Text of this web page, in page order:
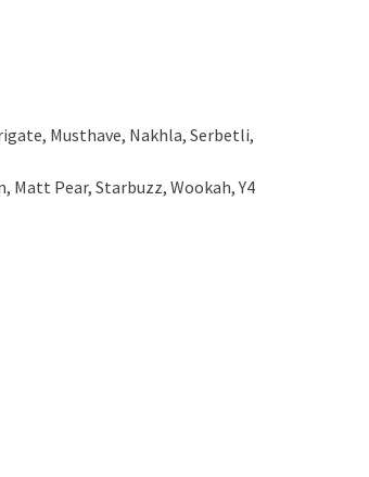
Musthave, Nakhla, Serbetli,
Matt Pear, Starbuzz, Wookah, Y4